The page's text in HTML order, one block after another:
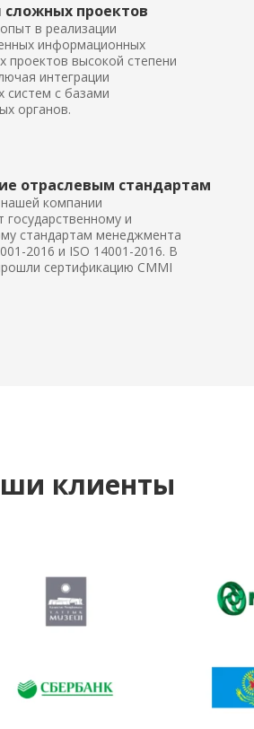
компании
государственному и
стандартам менеджмента
201 6 и ISO 14001-2016. В
сертификацию CMMI
в реализации
информационных
проектов высокой степени
интеграции
систем с базами
органов.
отраслевым стандартам
сложных проектов
клиенты